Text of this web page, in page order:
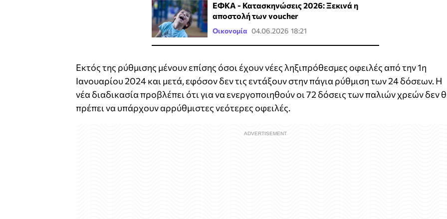
ΕΦΚΑ - Κατασκηνώσεις 2026: Ξεκινά η
αποστολή των voucher
Οικονομία 04.06.2026 18:21
Εκτός της ρύθμισης μένουν επίσης όσοι έχουν νέες ληξιπρόθεσμες οφειλές από την 1η
Ιανουαρίου 2024 και μετά, εφόσον δεν τις εντάξουν στην πάγια ρύθμιση των 24 δόσεων. Η
νέα διαδικασία προβλέπει ότι για να ενεργοποιηθούν οι 72 δόσεις των παλιών χρεών δεν
πρέπει να υπάρχουν αρρύθμιστες νεότερες οφειλές.